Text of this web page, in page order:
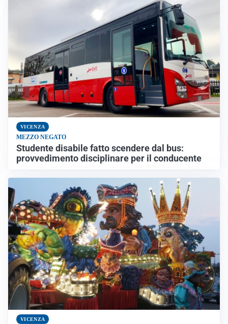
VICENZA
MEZZO NEGATO
Studente disabile fatto scendere dal bus:
provvedimento disciplinare per il conducente
VICENZA